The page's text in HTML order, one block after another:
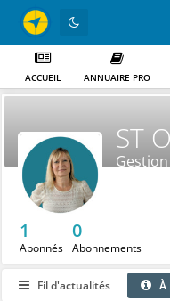
ACCUEIL ANNUAIRE PRO
ST
1
Abonnés
0
Abonnements
Fil d'actualités À